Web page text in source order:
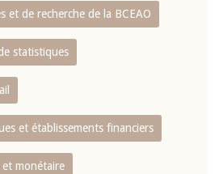
et de recherche de la BCEAO
statistiques
et établissements financiers
et monétaire